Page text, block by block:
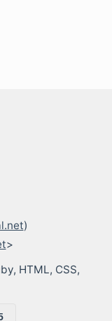
)
>
HTML, CSS,